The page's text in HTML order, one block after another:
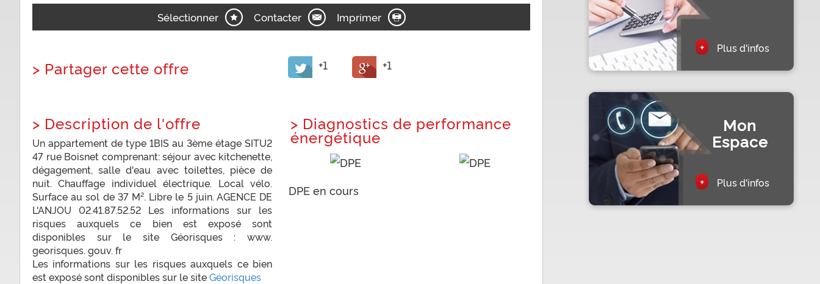
Sélectionner Contacter Imprimer
> Partager cette offre +1 +1
> Description de l'offre
Un appartement de type 1BIS au 3ème étage SITU2
47 rue Boisnet comprenant: séjour avec kitchenette,
dégagement, salle d'eau avec toilettes, pièce de
nuit. Chauffage individuel électrique. Local vélo.
Surface au sol de 37 M². Libre le 5 juin. AGENCE DE
L'ANJOU 02.41.87.52.52 Les informations sur les
risques auxquels ce bien est exposé sont
disponibles sur le site Géorisques : www.
georisques. gouv. fr
Les informations sur les risques auxquels ce bien
est exposé sont disponibles sur le siteGéorisques
> Diagnostics de performance
énergétique
DPE en cours
+ Plus d'infos
Mon
Espace
+ Plus d'infos